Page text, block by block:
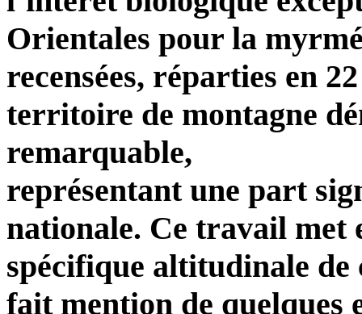
Orientales pour la
recensées, réparties en
territoire de montagne
remarquable,
représentant une part
nationale. Ce travail met
spécifique altitudinale
fait mention de quelques